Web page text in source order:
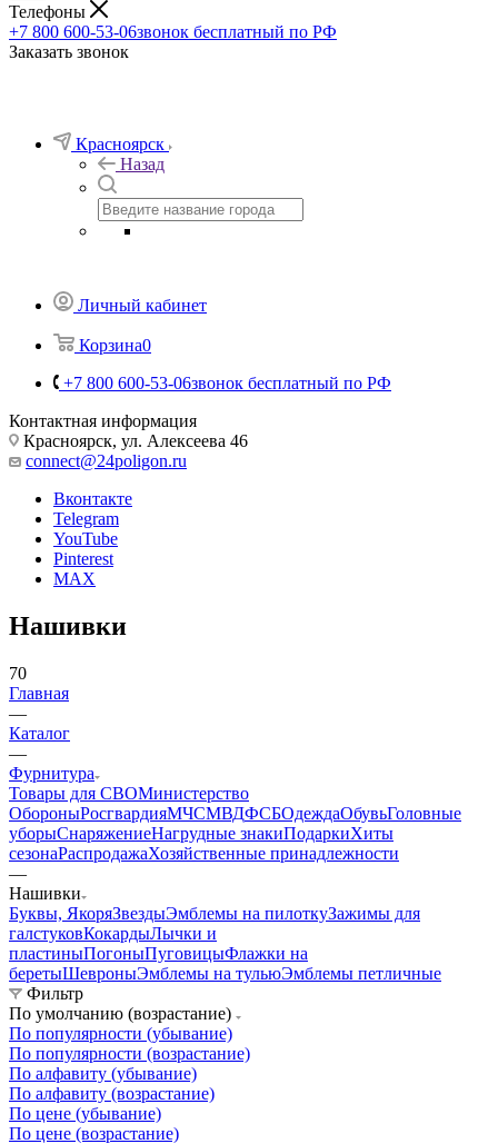
Телефоны
+7 800 600-53-06звонок бесплатный по РФ
Заказать звонок
Красноярск
Назад
Личный кабинет
Корзина0
+7 800 600-53-06звонок бесплатный по РФ
Контактная информация
Красноярск, ул. Алексеева 46
connect@24poligon.ru
Вконтакте
Telegram
YouTube
Pinterest
MAX
Нашивки
70
Главная
—
Каталог
—
Фурнитура
Товары для СВОМинистерство
ОбороныРосгвардияМЧСМВДФСБОдеждаОбувьГоловные
уборыСнаряжениеНагрудные знакиПодаркиХиты
сезонаРаспродажаХозяйственные принадлежности
—
Нашивки
Буквы, ЯкоряЗвездыЭмблемы на пилоткуЗажимы для
галстуковКокардыЛычки и
пластиныПогоныПуговицыФлажки на
беретыШевроныЭмблемы на тульюЭмблемы петличные
Фильтр
По умолчанию (возрастание)
По популярности (убывание)
По популярности (возрастание)
По алфавиту (убывание)
По алфавиту (возрастание)
По цене (убывание)
По цене (возрастание)